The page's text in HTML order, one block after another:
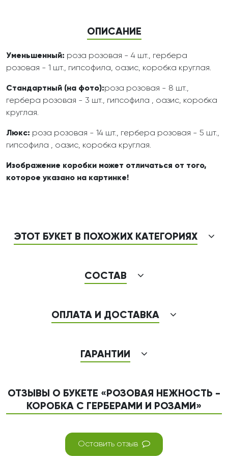
ОПИСАНИЕ
Уменьшенный: роза розовая - 4 шт., гербера
розовая - 1 шт., гипсофила, оазис, коробка круглая.
Стандартный (на фото):роза розовая - 8 шт.,
гербера розовая - 3 шт., гипсофила , оазис, коробка
круглая.
Люкс: роза розовая - 14 шт., гербера розовая - 5 шт.,
гипсофила , оазис, коробка круглая.
Изображение коробки может отличаться от того,
которое указано на картинке!
ЭТОТ БУКЕТ В ПОХОЖИХ КАТЕГОРИЯХ
СОСТАВ
ОПЛАТА И ДОСТАВКА
ГАРАНТИИ
ОТЗЫВЫ О БУКЕТЕ «РОЗОВАЯ НЕЖНОСТЬ -
КОРОБКА С ГЕРБЕРАМИ И РОЗАМИ»
Оставить отзыв